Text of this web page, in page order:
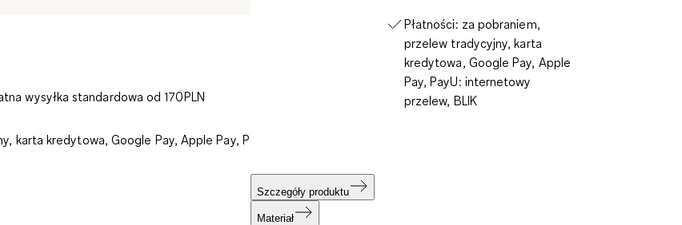
wysyłka standardowa od 170PLN
karta kredytowa, Google Pay, Apple Pay, PayU:
Płatności: za pobraniem,
przelew tradycyjny, karta
kredytowa, Google Pay, Apple
Pay, PayU: internetowy
przelew, BLIK
Szczegóły produktu
Materiał